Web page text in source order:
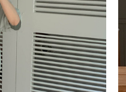
시
터
부하의
스/스타킹
복
홈웨어
요가복
수영복
언더웨어
앱특가